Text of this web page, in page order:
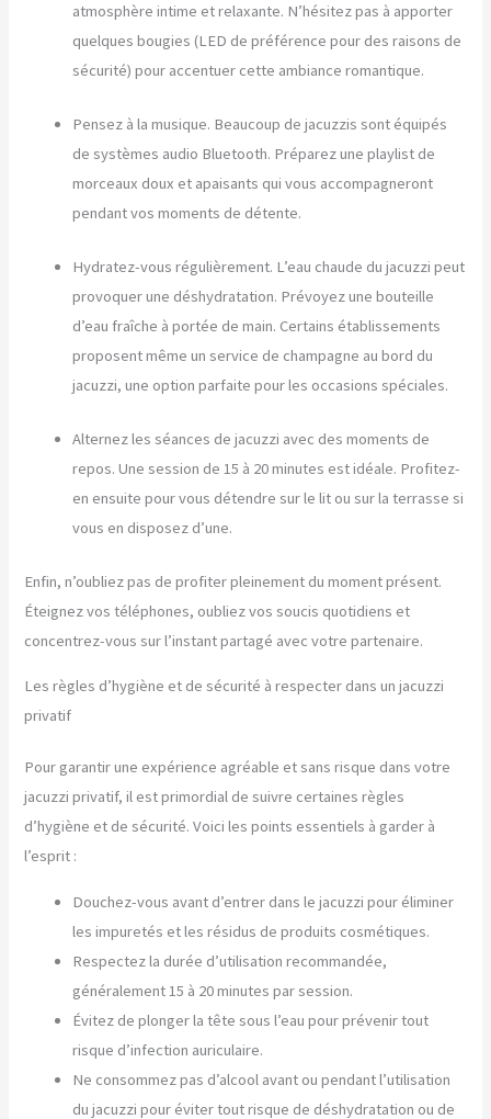
atmosphère intime et relaxante. N’hésitez pas à apporter
quelques bougies (LED de préférence pour des raisons de
sécurité) pour accentuer cette ambiance romantique.
Pensez à la musique. Beaucoup de jacuzzis sont équipés
de systèmes audio Bluetooth. Préparez une playlist de
morceaux doux et apaisants qui vous accompagneront
pendant vos moments de détente.
Hydratez-vous régulièrement. L’eau chaude du jacuzzi peut
provoquer une déshydratation. Prévoyez une bouteille
d’eau fraîche à portée de main. Certains établissements
proposent même un service de champagne au bord du
jacuzzi, une option parfaite pour les occasions spéciales.
Alternez les séances de jacuzzi avec des moments de
repos. Une session de 15 à 20 minutes est idéale. Profitez-
en ensuite pour vous détendre sur le lit ou sur la terrasse si
vous en disposez d’une.
Enfin, n’oubliez pas de profiter pleinement du moment présent.
Éteignez vos téléphones, oubliez vos soucis quotidiens et
concentrez-vous sur l’instant partagé avec votre partenaire.
Les règles d’hygiène et de sécurité à respecter dans un jacuzzi
privatif
Pour garantir une expérience agréable et sans risque dans votre
jacuzzi privatif, il est primordial de suivre certaines règles
d’hygiène et de sécurité. Voici les points essentiels à garder à
l’esprit :
Douchez-vous avant d’entrer dans le jacuzzi pour éliminer
les impuretés et les résidus de produits cosmétiques.
Respectez la durée d’utilisation recommandée,
généralement 15 à 20 minutes par session.
Évitez de plonger la tête sous l’eau pour prévenir tout
risque d’infection auriculaire.
Ne consommez pas d’alcool avant ou pendant l’utilisation
du jacuzzi pour éviter tout risque de déshydratation ou de